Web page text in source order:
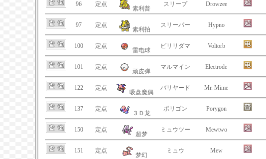
96 定点
素利普
スリープ Drowzee
97 定点
素利拍
スリーパー Hypno
100 定点
雷电球
ビリリダマ Voltorb
101 定点
顽皮弹
マルマイン Electrode
122 定点
吸盘魔偶
バリヤード Mr. Mime
137 定点
３Ｄ龙
ポリゴン Porygon
150 定点
超梦
ミュウツー Mewtwo
151 定点
梦幻
ミュウ Mew